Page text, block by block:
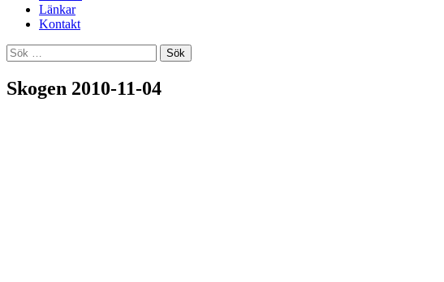
Länkar
Kontakt
Sök
efter:
Skogen 2010-11-04